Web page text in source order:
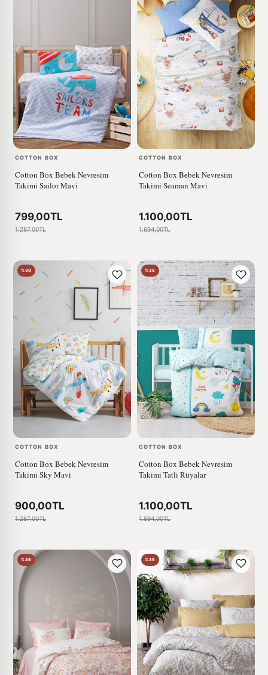
COTTON BOX
Cotton Box Bebek Nevresim
Takimi Sailor Mavi
799,00TL
1.287,00TL
COTTON BOX
Cotton Box Bebek Nevresim
Takimi Seaman Mavi
1.100,00TL
1.694,00TL
%30
COTTON BOX
Cotton Box Bebek Nevresim
Takimi Sky Mavi
900,00TL
1.287,00TL
%35
COTTON BOX
Cotton Box Bebek Nevresim
Takimi Tatli Rüyalar
1.100,00TL
1.694,00TL
%35 %35